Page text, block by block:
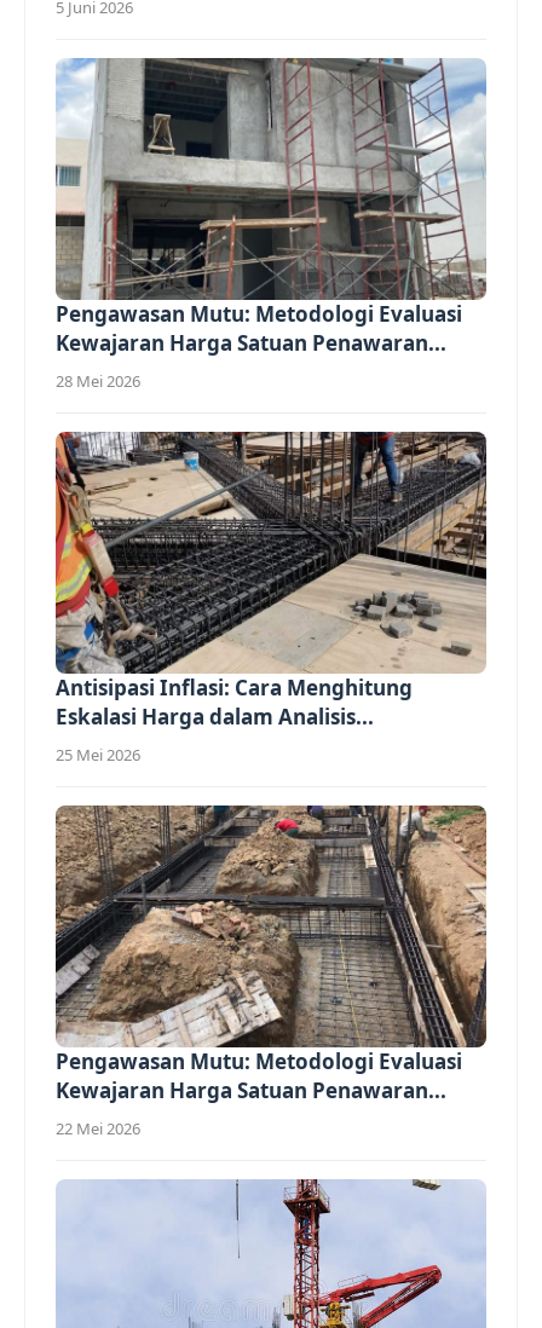
5 Juni 2026
Pengawasan Mutu: Metodologi Evaluasi
Kewajaran Harga Satuan Penawaran...
28 Mei 2026
Antisipasi Inflasi: Cara Menghitung
Eskalasi Harga dalam Analisis...
25 Mei 2026
Pengawasan Mutu: Metodologi Evaluasi
Kewajaran Harga Satuan Penawaran...
22 Mei 2026